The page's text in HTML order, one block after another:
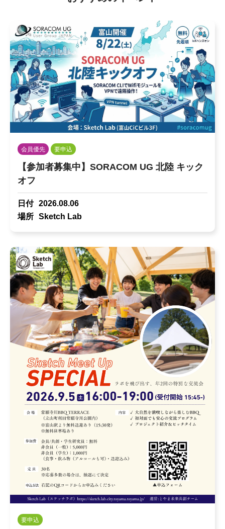
会員優先 要申込
【参加者募集中】SORACOM UG 北陸 キック
オフ
日付 2026.08.06
場所 Sketch Lab
要申込